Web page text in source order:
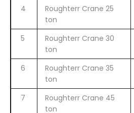
4
Roughterr Crane 25
ton
5
Roughterr Crane 30
ton
6
Roughterr Crane 35
ton
7
Roughterr Crane 45
ton